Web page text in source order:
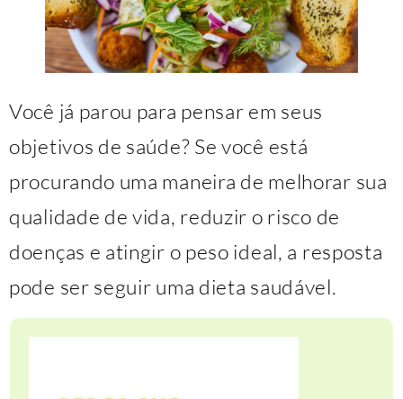
Você já parou para pensar em seus
objetivos de saúde? Se você está
procurando uma maneira de melhorar sua
qualidade de vida, reduzir o risco de
doenças e atingir o peso ideal, a resposta
pode ser seguir uma dieta saudável.